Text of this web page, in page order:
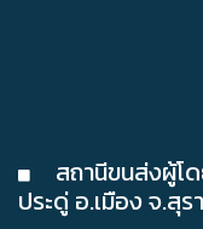
สถานีขนส่งผู้โ
ประดู่ อ.เมือง จ.สุ